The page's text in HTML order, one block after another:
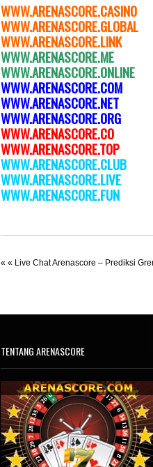
WWW.ARENASCORE.CASINO
WWW.ARENASCORE.GLOBAL
WWW.ARENASCORE.LINK
WWW.ARENASCORE.ME
WWW.ARENASCORE.ONLINE
WWW.ARENASCORE.COM
WWW.ARENASCORE.NET
WWW.ARENASCORE.ORG
WWW.ARENASCORE.CO
WWW.ARENASCORE.TOP
WWW.ARENASCORE.CLUB
WWW.ARENASCORE.LIVE
WWW.ARENASCORE.FUN
« « Live Chat Arenascore – Prediksi
TENTANG ARENASCORE